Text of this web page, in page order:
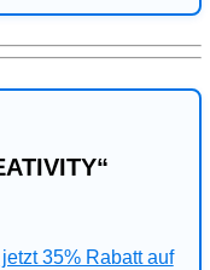
35% Rabatt auf